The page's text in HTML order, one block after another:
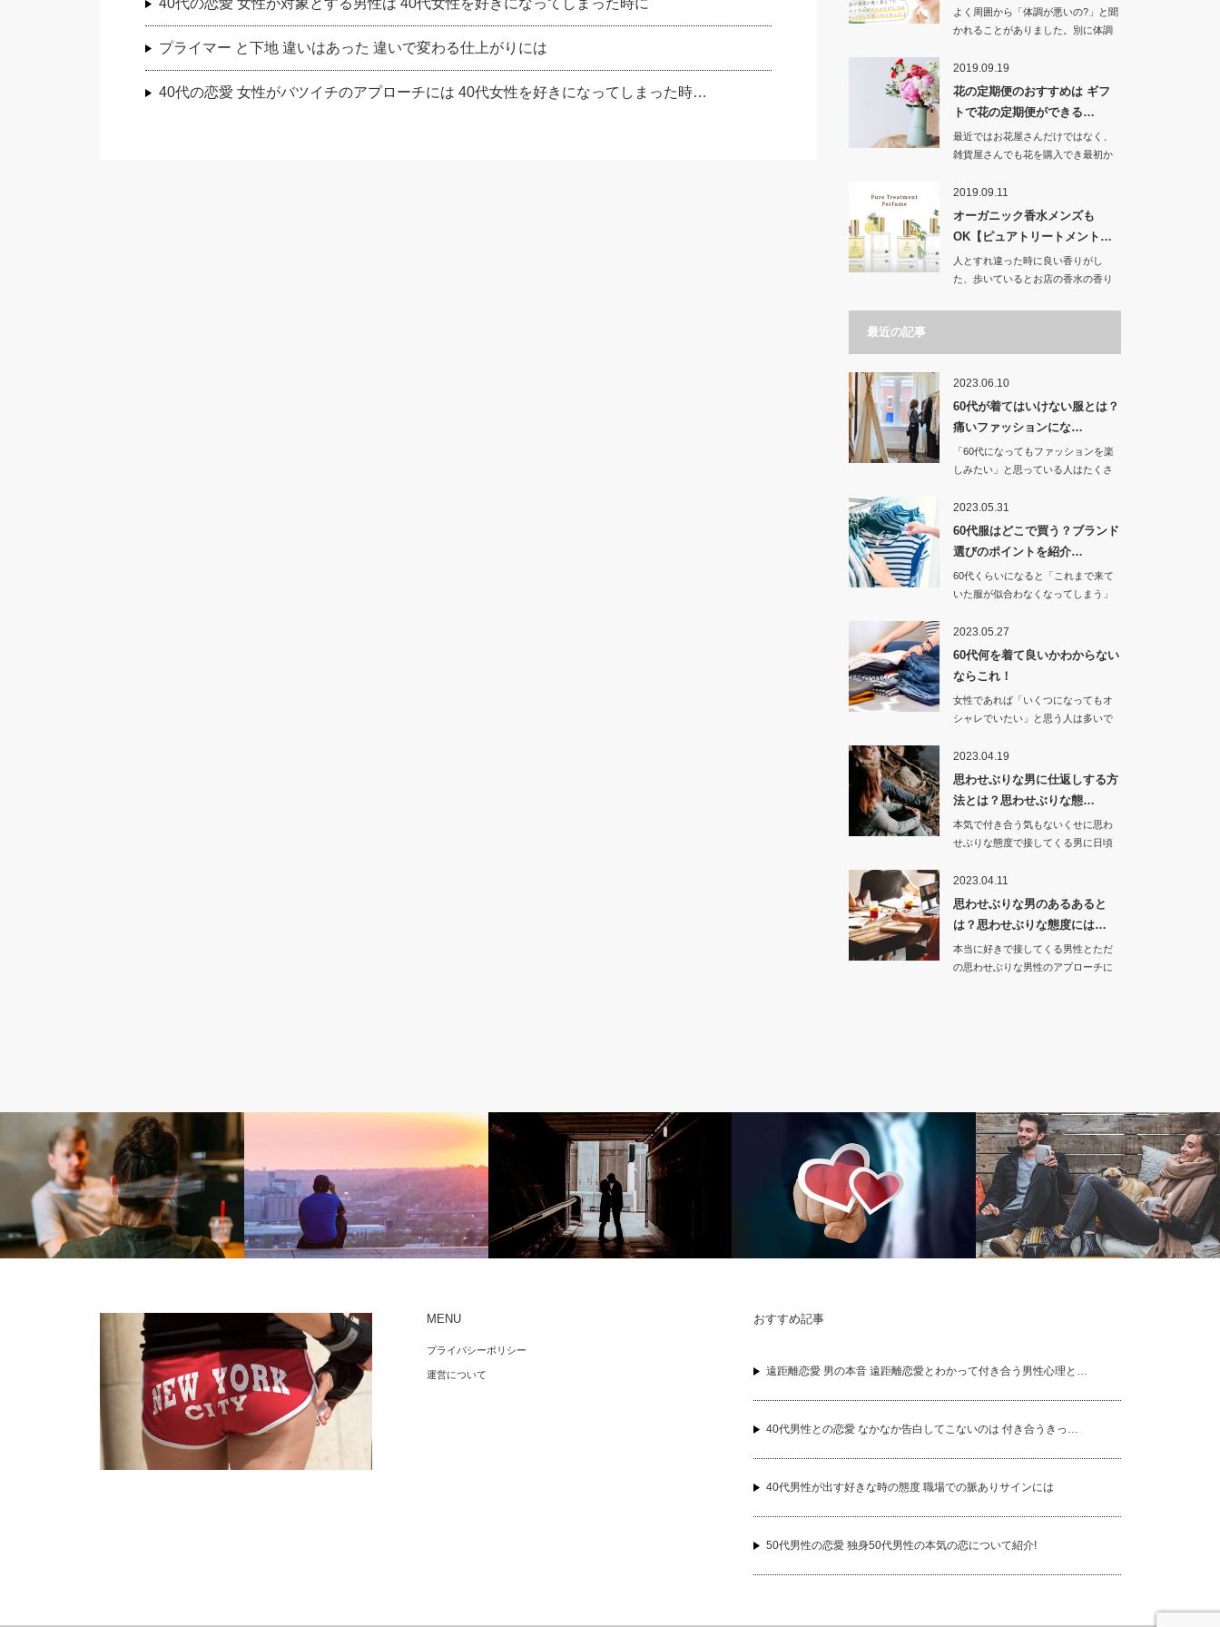
プライマー と下地 違いはあった 違いで変わる仕上がりには
40代の恋愛 女性がバツイチのアプローチには 40代女性を好きになってしまった時…
よく周囲から「体調が悪いの?」と聞
かれることがありました。別に体調
2019.09.19
花の定期便のおすすめは ギフ
トで花の定期便ができる…
最近ではお花屋さんだけではなく、
雑貨屋さんでも花を購入でき最初か
2019.09.11
オーガニック香水メンズも
OK【ピュアトリートメント…
人とすれ違った時に良い香りがし
た、歩いているとお店の香水の香り
最近の記事
2023.06.10
60代が着てはいけない服とは？
痛いファッションにな…
「60代になってもファッションを楽
しみたい」と思っている人はたくさ
2023.05.31
60代服はどこで買う？ブランド
選びのポイントを紹介…
60代くらいになると「これまで来て
いた服が似合わなくなってしまう」
2023.05.27
60代何を着て良いかわからない
ならこれ！
女性であれば「いくつになってもオ
シャレでいたい」と思う人は多いで
2023.04.19
思わせぶりな男に仕返しする方
法とは？思わせぶりな態…
本気で付き合う気もないくせに思わ
せぶりな態度で接してくる男に日頃
2023.04.11
思わせぶりな男のあるあると
は？思わせぶりな態度には…
本当に好きで接してくる男性とただ
の思わせぶりな男性のアプローチに
40代男性との恋愛 なかなか告白してこ
ないのは 付き合うきっかけは何？
遠距離恋愛 男の本音 遠距離恋愛とわか
って付き合う男性心理とは？
50代男性の恋愛 独身50代男性の本気の
の脈ありサインには
タイプ？
おすすめ記事
遠距離恋愛 男の本音 遠距離恋愛とわかって付き合う男性心理と…
40代男性との恋愛 なかなか告白してこないのは 付き合うきっ…
40代男性が出す好きな時の態度 職場での脈ありサインには
50代男性の恋愛 独身50代男性の本気の恋について紹介!
MENU
プライバシーポリシー
運営について